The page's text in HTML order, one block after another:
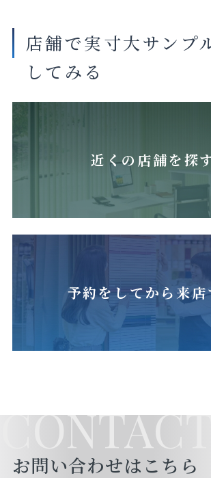
店舗で実寸大サンプ
してみる
近くの店舗を探
予約をしてから来店
CONTACT
お問い合わせはこちら